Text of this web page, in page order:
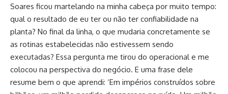
Soares ficou martelando na minha cabeça por muito tempo:
qual o resultado de eu ter ou não ter confiabilidade na
planta? No final da linha, o que mudaria concretamente se
as rotinas estabelecidas não estivessem sendo
executadas? Essa pergunta me tirou do operacional e me
colocou na perspectiva do negócio. E uma frase dele
resume bem o que aprendi: ‘Em impérios construídos sobre